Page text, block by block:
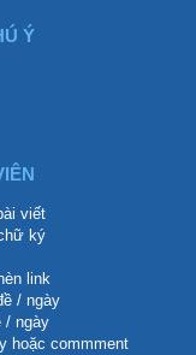
Ý
viết
ký
link
/ ngày
/ ngày
hoặc commment